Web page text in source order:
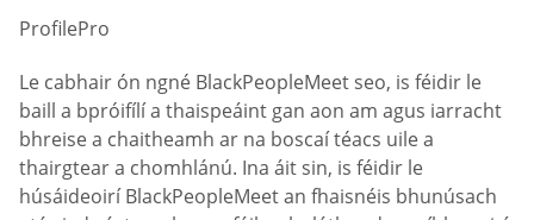
ProfilePro
Le cabhair ón ngné BlackPeopleMeet seo, is féidir le
baill a bpróifílí a thaispeáint gan aon am agus iarracht
bhreise a chaitheamh ar na boscaí téacs uile a
thairgtear a chomhlánú. Ina áit sin, is féidir le
húsáideoirí BlackPeopleMeet an fhaisnéis bhunúsach